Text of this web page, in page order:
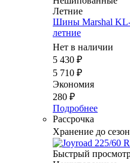
Летние
Шины Marshal KL-
летние
Нет в наличии
5 430 ₽
5 710 ₽
Экономия
280 ₽
Подробнее
Рассрочка
Хранение до
Быстрый